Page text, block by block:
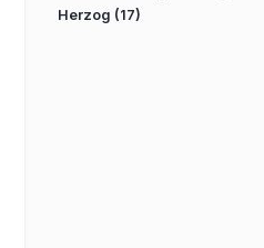
Herzog (17)